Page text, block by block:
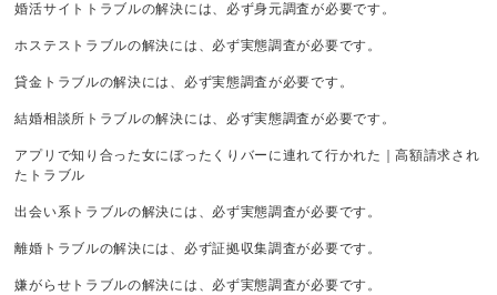
婚活サイトトラブルの解決には、必ず身元調査が必要です。
ホステストラブルの解決には、必ず実態調査が必要です。
貸金トラブルの解決には、必ず実態調査が必要です。
結婚相談所トラブルの解決には、必ず実態調査が必要です。
アプリで知り合った女にぼったくりバーに連れて行かれた｜高額請求され
たトラブル
出会い系トラブルの解決には、必ず実態調査が必要です。
離婚トラブルの解決には、必ず証拠収集調査が必要です。
嫌がらせトラブルの解決には、必ず実態調査が必要です。